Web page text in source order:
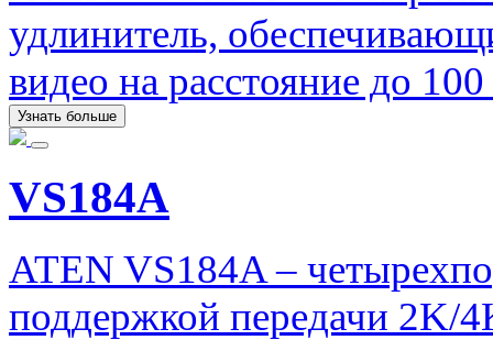
удлинитель,
видео на расстояние до
Узнать больше
VS184A
ATEN VS184A –
поддержкой передачи 2K/